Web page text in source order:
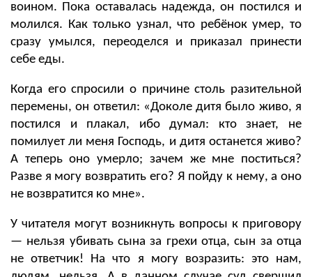
воином. Пока оставалась надежда, он постился и
молился. Как только узнал, что ребёнок умер, то
сразу умылся, переоделся и приказал принести
себе еды.
Когда его спросили о причине столь разительной
перемены, он ответил: «Доколе дитя было живо, я
постился и плакал, ибо думал: кто знает, не
помилует ли меня Господь, и дитя останется живо?
А теперь оно умерло; зачем же мне поститься?
Разве я могу возвратить его? Я пойду к нему, а оно
не возвратится ко мне».
У читателя могут возникнуть вопросы к приговору
— нельзя убивать сына за грехи отца, сын за отца
не ответчик! На что я могу возразить: это нам,